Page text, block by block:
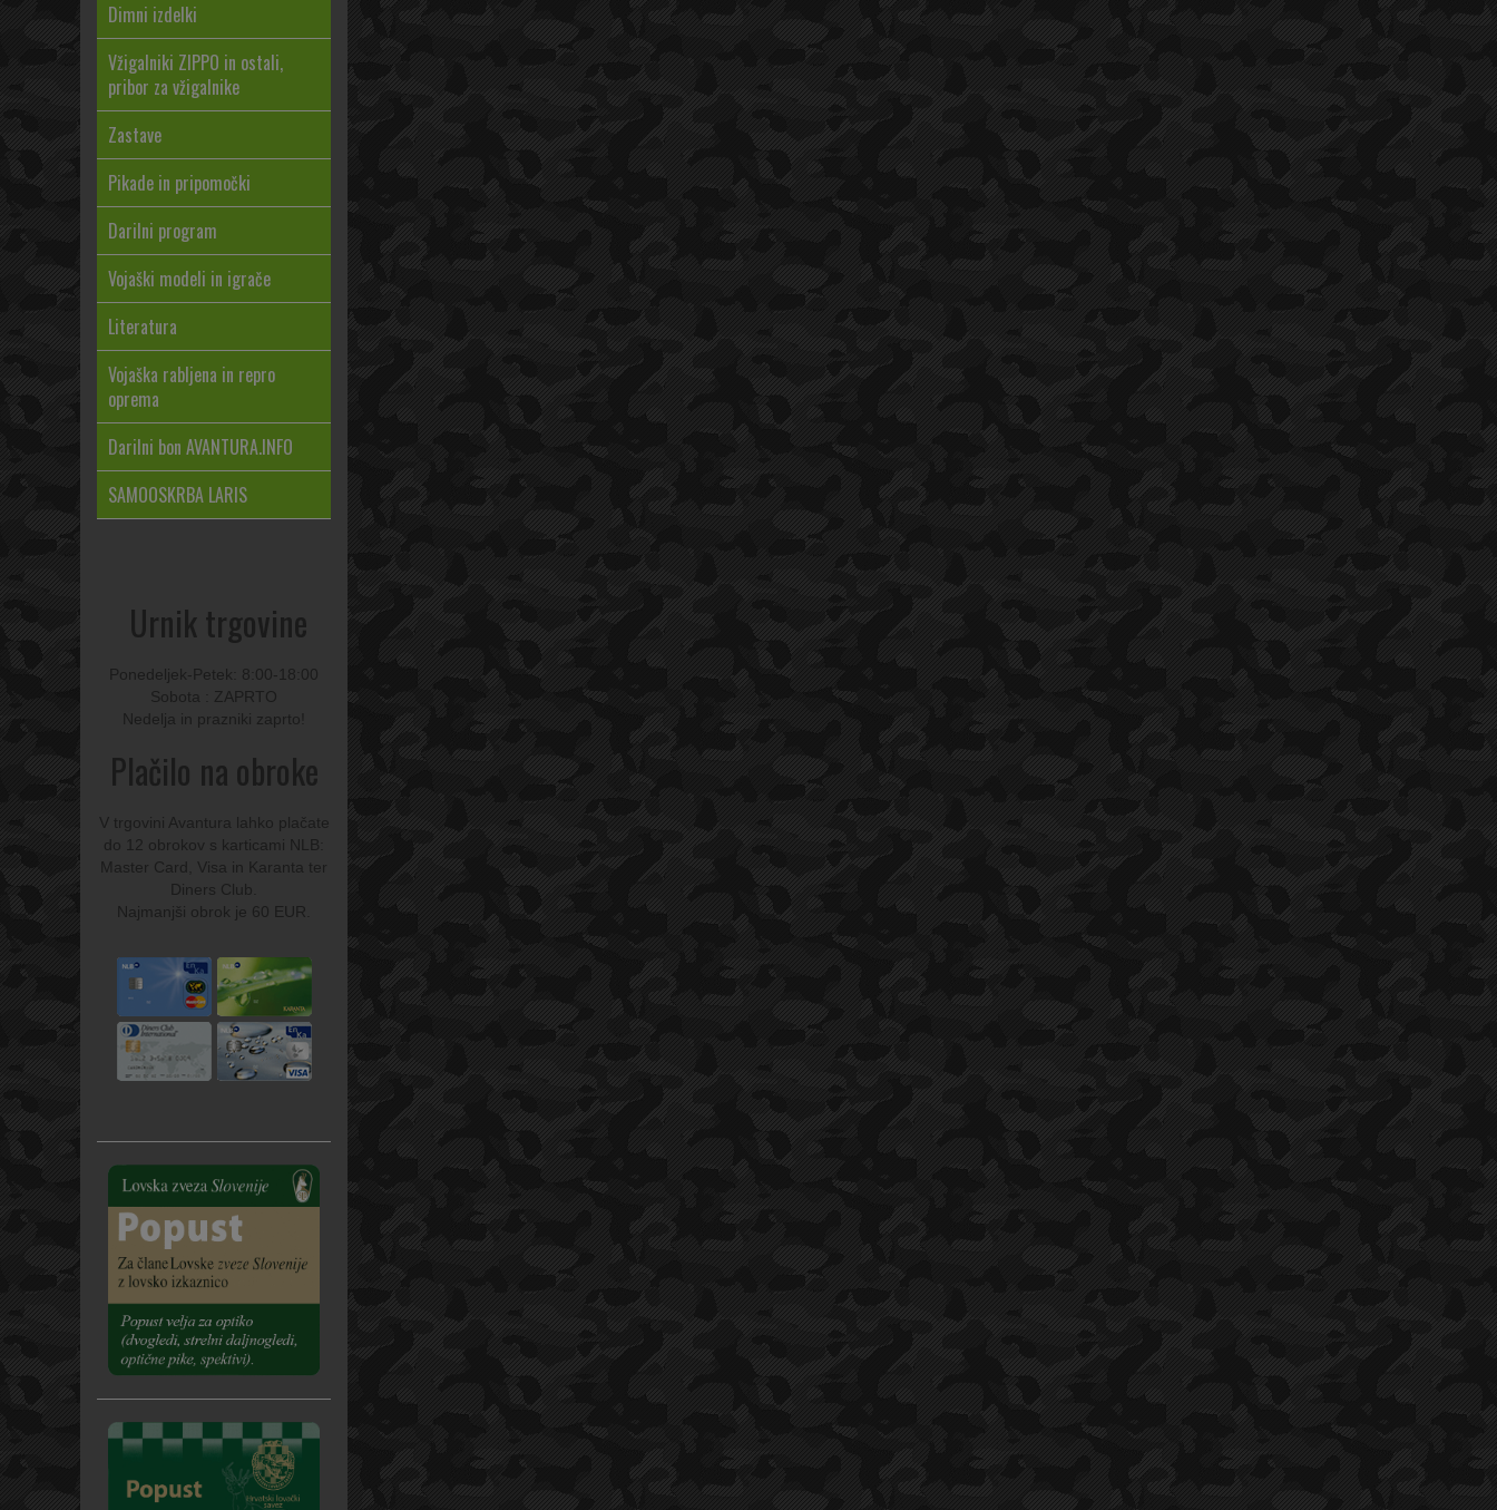
Dimni izdelki
Vžigalniki ZIPPO in ostali,
pribor za vžigalnike
Zastave
Pikade in pripomočki
Darilni program
Vojaški modeli in igrače
Literatura
Vojaška rabljena in repro
oprema
Darilni bon AVANTURA.INFO
SAMOOSKRBA LARIS
Urnik trgovine
Ponedeljek-Petek: 8:00-18:00
Sobota : ZAPRTO
Nedelja in prazniki zaprto!
Plačilo na obroke
V trgovini Avantura lahko plačate
do 12 obrokov s karticami NLB:
Master Card, Visa in Karanta ter
Diners Club.
Najmanjši obrok je 60 EUR.